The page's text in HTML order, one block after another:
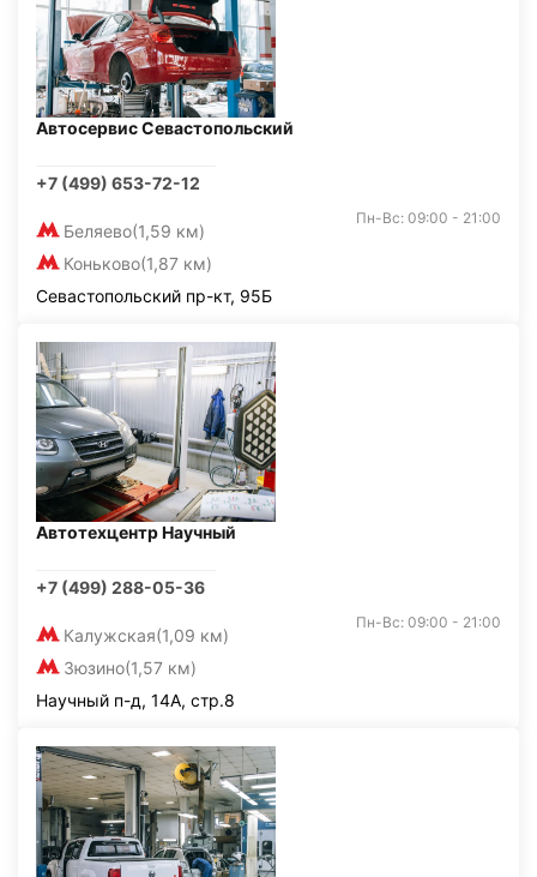
Автосервис Севастопольский
+7 (499) 653-72-12
Беляево(1,59 км)
Коньково(1,87 км)
Пн-Вс: 09:00 - 21:00
Севастопольский пр-кт, 95Б
Автотехцентр Научный
+7 (499) 288-05-36
Калужская(1,09 км)
Зюзино(1,57 км)
Пн-Вс: 09:00 - 21:00
Научный п-д, 14А, стр.8